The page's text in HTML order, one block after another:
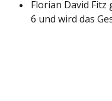
Florian David Fitz
6 und wird das